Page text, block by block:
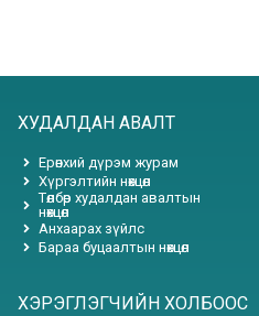
ХУДАЛДАН АВАЛТ
Ерөнхий дүрэм журам
Хүргэлтийн нөхцөл
Төлбөр худалдан авалтын
нөхцөл
Анхаарах зүйлс
Бараа буцаалтын нөхцөл
ХЭРЭГЛЭГЧИЙН ХОЛБООС